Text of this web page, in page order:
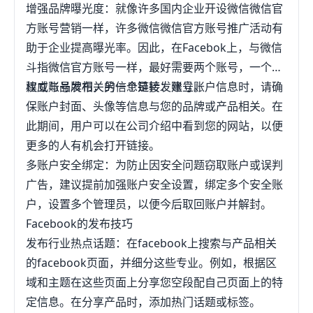
增强品牌曝光度：就像许多国内企业开设微信微信官
方账号营销一样，许多微信微信官方账号推广活动有
助于企业提高曝光率。因此，在Facebok上，与微信
斗指微信官方账号一样，最好需要两个账号，一个是
权威账号发布，另一个是转发账号。
建立与品牌相关的信息链接：建立账户信息时，请确
保账户封面、头像等信息与您的品牌或产品相关。在
此期间，用户可以在公司介绍中看到您的网站，以便
更多的人有机会打开链接。
多账户安全绑定：为防止因安全问题窃取账户或误判
广告，建议提前加强账户安全设置，绑定多个安全账
户，设置多个管理员，以便今后取回账户并解封。
Facebook的发布技巧
发布行业热点话题：在facebook上搜索与产品相关
的facebook页面，并细分这些专业。例如，根据区
域和主题在这些页面上分享您空段配自己页面上的特
定信息。在分享产品时，添加热门话题或标签。